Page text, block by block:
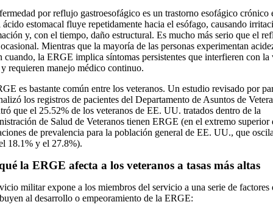
por reflujo gastroesofágico es un trastorno esofágico crónico
ácido estomacal fluye repetidamente hacia el esófago, causando
y, con el tiempo, daño estructural. Es mucho más serio que el
Mientras que la mayoría de las personas experimentan
cuando, la ERGE implica síntomas persistentes que interfieren con la
requieren manejo médico continuo.
es bastante común entre los veteranos. Un estudio revisado por
los registros de pacientes del Departamento de Asuntos de
que el 25.52% de los veteranos de EE. UU. tratados dentro de la
de Salud de Veteranos tienen ERGE (en el extremo superior
de prevalencia para la población general de EE. UU., que
18.1% y el 27.8%).
la ERGE afecta a los veteranos a tasas más altas
militar expone a los miembros del servicio a una serie de factores
al desarrollo o empeoramiento de la ERGE: